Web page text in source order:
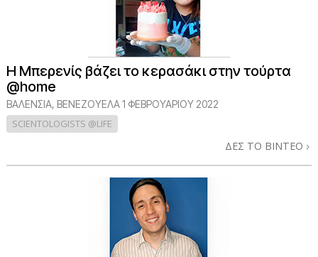
Η Μπερενίς βάζει το κερασάκι στην τούρτα
@home
ΒΑΛΈΝΣΙΑ, ΒΕΝΕΖΟΥΈΛΑ1 ΦΕΒΡΟΥΑΡΙΟΥ 2022
SCIENTOLOGISTS @LIFE
ΔΕΣ ΤΟ ΒΙΝΤΕΟ